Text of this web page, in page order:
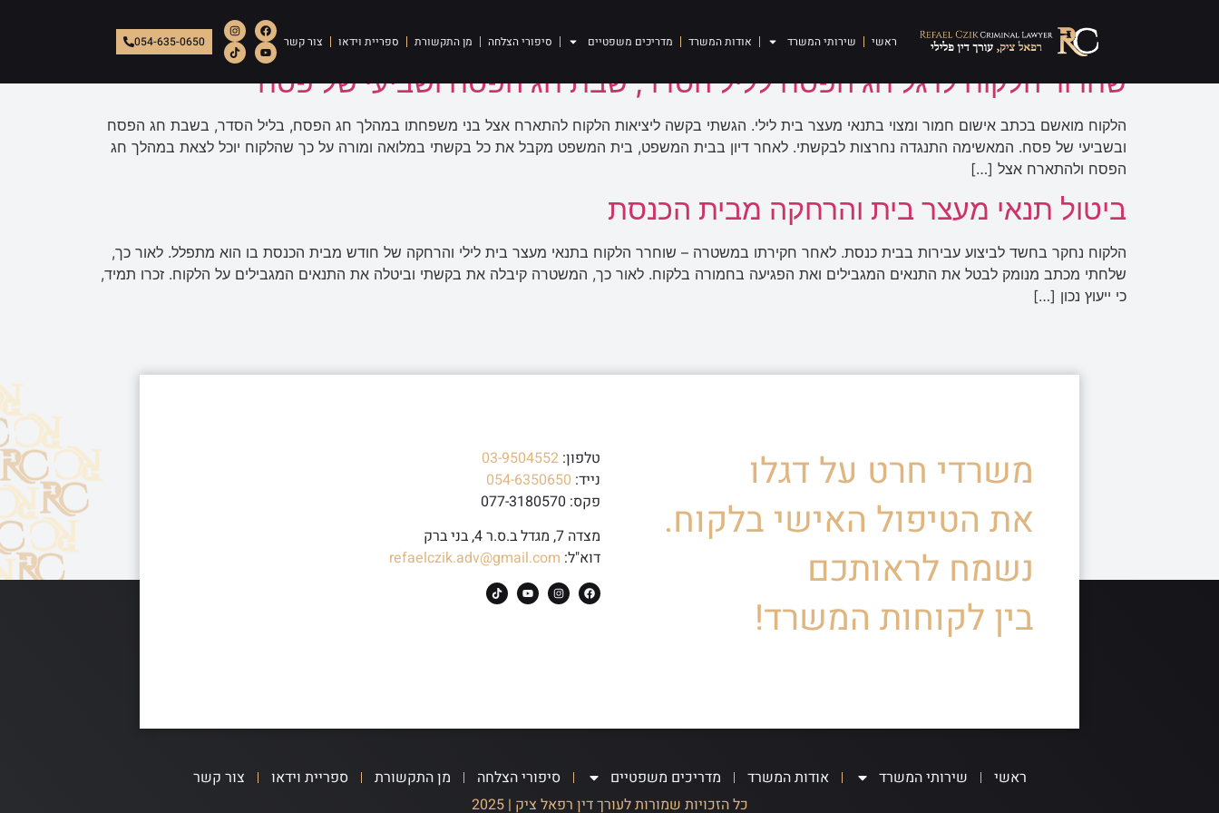
ראשי שירותי המשרד אודות המשרד מדריכים משפטיים סיפורי הצלחה מן התקשורת ספריית וידאו צור קשר 054-635-0650 תגית:מעצר בית לילי
שחרור הלקוח לרגל חג הפסח לליל הסדר, שבת חג הפסח ושביעי של פסח
הלקוח מואשם בכתב אישום חמור ומצוי בתנאי מעצר בית לילי. הגשתי בקשה ליציאות הלקוח להתארח אצל בני משפחתו במהלך חג הפסח, בליל הסדר, בשבת חג הפסח
ובשביעי של פסח. המאשימה התנגדה נחרצות לבקשתי. לאחר דיון בבית המשפט, בית המשפט מקבל את כל בקשתי במלואה ומורה על כך שהלקוח יוכל לצאת במהלך חג
הפסח ולהתארח אצל […]
ביטול תנאי מעצר בית והרחקה מבית הכנסת
הלקוח נחקר בחשד לביצוע עבירות בבית כנסת. לאחר חקירתו במשטרה – שוחרר הלקוח בתנאי מעצר בית לילי והרחקה של חודש מבית הכנסת בו הוא מתפלל. לאור כך,
שלחתי מכתב מנומק לבטל את התנאים המגבילים ואת הפגיעה בחמורה בלקוח. לאור כך, המשטרה קיבלה את בקשתי וביטלה את התנאים המגבילים על הלקוח. זכרו תמיד,
כי ייעוץ נכון […]
משרדי חרט על דגלו
את הטיפול האישי בלקוח.
נשמח לראותכם
בין לקוחות המשרד!
טלפון: 03-9504552
נייד: 054-6350650
פקס: 077-3180570
מצדה 7, מגדל ב.ס.ר 4, בני ברק
דוא"ל: refaelczik.adv@gmail.com
ראשי שירותי המשרד אודות המשרד מדריכים משפטיים סיפורי הצלחה מן התקשורת ספריית וידאו
צור קשר
כל הזכויות שמורות לעורך דין רפאל ציק | 2025